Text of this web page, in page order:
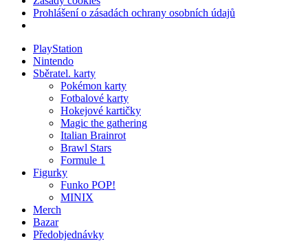
Prohlášení o zásadách ochrany osobních údajů
PlayStation
Nintendo
Sběratel. karty
Pokémon karty
Fotbalové karty
Hokejové kartičky
Magic the gathering
Italian Brainrot
Brawl Stars
Formule 1
Figurky
Funko POP!
MINIX
Merch
Bazar
Předobjednávky